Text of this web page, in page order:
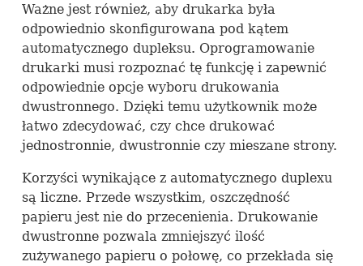
Ważne jest również, aby drukarka była
odpowiednio skonfigurowana pod kątem
automatycznego dupleksu. Oprogramowanie
drukarki musi rozpoznać tę funkcję i zapewnić
odpowiednie opcje wyboru drukowania
dwustronnego. Dzięki temu użytkownik może
łatwo zdecydować, czy chce drukować
jednostronnie, dwustronnie czy mieszane strony.
Korzyści wynikające z automatycznego duplexu
są liczne. Przede wszystkim, oszczędność
papieru jest nie do przecenienia. Drukowanie
dwustronne pozwala zmniejszyć ilość
zużywanego papieru o połowę, co przekłada się